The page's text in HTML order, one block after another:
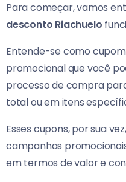
Para começar, vamos
desconto Riachuelo
Entende-se como
promocional que você
processo de compra
total ou em itens
Esses cupons, por sua
campanhas
em termos de valor e